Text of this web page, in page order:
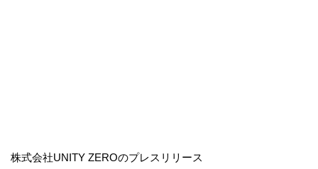
株式会社UNITY ZEROのプレスリリース